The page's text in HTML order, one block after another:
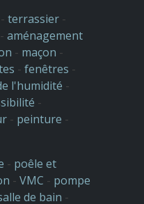
- terrassier -
- aménagement
- maçon -
- fenêtres -
l'humidité -
-
- peinture -
- poêle et
- VMC - pompe
de bain -